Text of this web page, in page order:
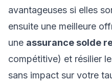
avantageuses si elles
ensuite une meilleure
une assurance solde
compétitive) et résilier
sans impact sur votre